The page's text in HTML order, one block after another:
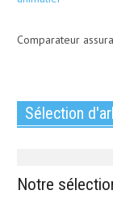
Comparateur
Sélection
Notre